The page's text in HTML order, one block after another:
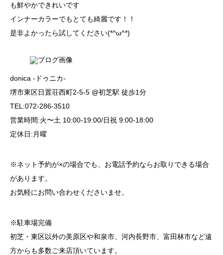
も鮮やかできれいです
インナーカラーでもとても綺麗です！！
是非よかったら試してください(*^ω^*)
donica -ドゥニカ-
堺市東区日置荘西町2-5-5 @初芝駅 徒歩1分
TEL:072-286-3510
営業時間:火〜土 10:00-19:00/日祝 9:00-18:00
定休日:月曜
※ネット予約が×の場合でも、お電話予約ならお取りできる場合
があります。
お気軽にお問い合わせくださいませ。
※駐車場完備
初芝・東区以外の美原区や和泉市、河内長野市、富田林市など遠
方からも多数ご来店頂いています。